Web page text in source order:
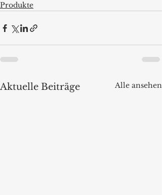
Produkte
Aktuelle Beiträge Alle ansehen